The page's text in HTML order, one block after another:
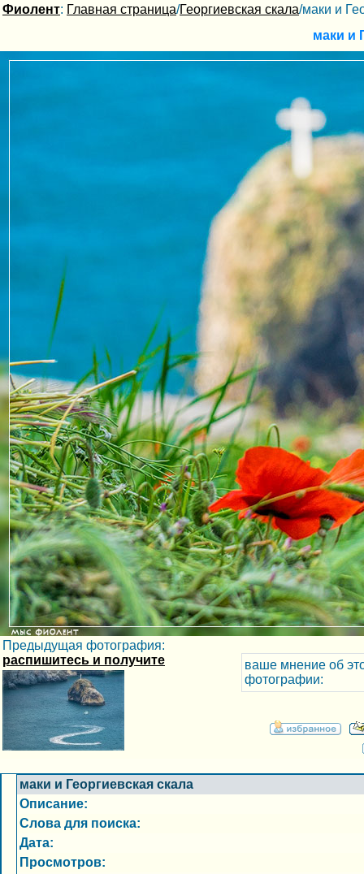
Фиолент: Главная страница/Геоpгиевская скала/маки и
маки и
Предыдущая фотография:
распишитесь и получите
ваше мнение об
фотографии:
маки и Георгиевская скала
Описание:
Слова для поиска:
Дата:
Просмотров: